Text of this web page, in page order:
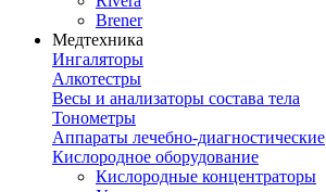
Brener
Медтехника
Ингаляторы
Алкотестры
Весы и анализаторы состава тела
Тонометры
Аппараты лечебно-диагностические
Кислородное оборудование
Кислородные концентраторы